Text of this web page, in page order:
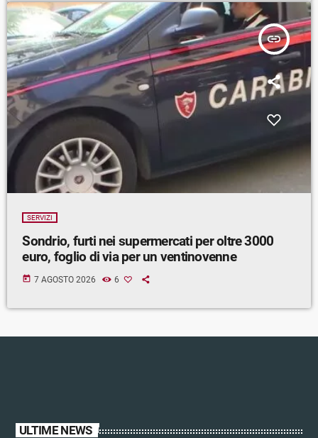
insert_link
SERVIZI
Sondrio, furti nei supermercati per oltre 3000
euro, foglio di via per un ventinovenne
today 7 AGOSTO 2026 6
ULTIME NEWS